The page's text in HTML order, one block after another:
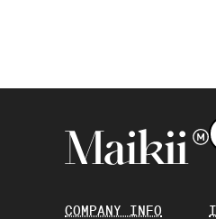
COMPANY INFO